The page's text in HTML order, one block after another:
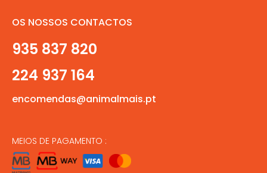
OS NOSSOS CONTACTOS
935 837 820
224 937 164
encomendas@animalmais.pt
MEIOS DE PAGAMENTO :